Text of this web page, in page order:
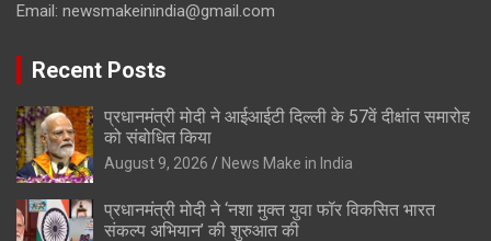
Email: newsmakeinindia@gmail.com
Recent Posts
प्रधानमंत्री मोदी ने आईआईटी दिल्ली के 57वें दीक्षांत समारोह
को संबोधित किया
August 9, 2026 News Make in India
प्रधानमंत्री मोदी ने ‘नशा मुक्त युवा फॉर विकसित भारत
संकल्प अभियान’ की शुरुआत की